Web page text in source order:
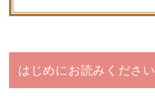
はじめにお読みください